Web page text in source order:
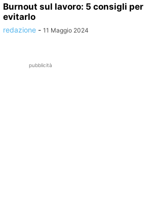
Burnout sul lavoro: 5 consigli per
evitarlo
redazione - 11 Maggio 2024
pubblicità